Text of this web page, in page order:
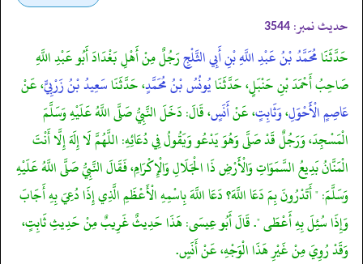
حدیث نمبر: 3544
حَدَّثَنَامُحَمَّدُ بْنُ عَبْدِ اللَّهِ بْنِ أَبِي الثَّلْجِرَجُلٌ مِنْ أَهْلِ بَغْدَادَ أَبُو عَبْدِ اللَّهِ
صَاحِبُ أَحْمَدَ بْنِ حَنْبَلٍ، حَدَّثَنَايُونُسُ بْنُ مُحَمَّدٍ، حَدَّثَنَاسَعِيدُ بْنُ زَرْبِيٍّ، عَنْ
عَاصِمٍ الْأَحْوَلِ،وَثَابِتٍ، عَنْأَنَسٍ، قَالَ: دَخَلَ النَّبِيُّ صَلَّى اللَّهُ عَلَيْهِ وَسَلَّمَ
الْمَسْجِدَ، وَرَجُلٌ قَدْ صَلَّى وَهُوَ يَدْعُو وَيَقُولُ فِي دُعَائِهِ: اللَّهُمَّ لَا إِلَهَ إِلَّا أَنْتَ
الْمَنَّانُ بَدِيعُ السَّمَوَاتِ وَالْأَرْضِ ذَا الْجَلَالِ وَالْإِكْرَامِ، فَقَالَ النَّبِيُّ صَلَّى اللَّهُ عَلَيْهِ
وَسَلَّمَ: " أَتَدْرُونَ بِمَ دَعَا اللَّهَ؟ دَعَا اللَّهَ بِاسْمِهِ الْأَعْظَمِ الَّذِي إِذَا دُعِيَ بِهِ أَجَابَ
وَإِذَا سُئِلَ بِهِ أَعْطَى ". قَالَ أَبُو عِيسَى: هَذَا حَدِيثٌ غَرِيبٌ مِنْ حَدِيثِ ثَابِتٍ،
وَقَدْ رُوِيَ مِنْ غَيْرِ هَذَا الْوَجْهِ، عَنْ أَنَسٍ.